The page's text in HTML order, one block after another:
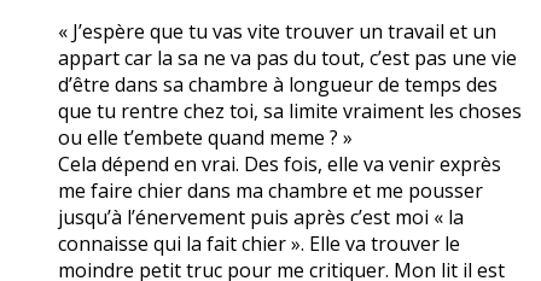
« J’espère que tu vas vite trouver un travail et un
appart car la sa ne va pas du tout, c’est pas une vie
d’être dans sa chambre à longueur de temps des
que tu rentre chez toi, sa limite vraiment les choses
ou elle t’embete quand meme ? »
Cela dépend en vrai. Des fois, elle va venir exprès
me faire chier dans ma chambre et me pousser
jusqu’à l’énervement puis après c’est moi « la
connaisse qui la fait chier ». Elle va trouver le
moindre petit truc pour me critiquer. Mon lit il est